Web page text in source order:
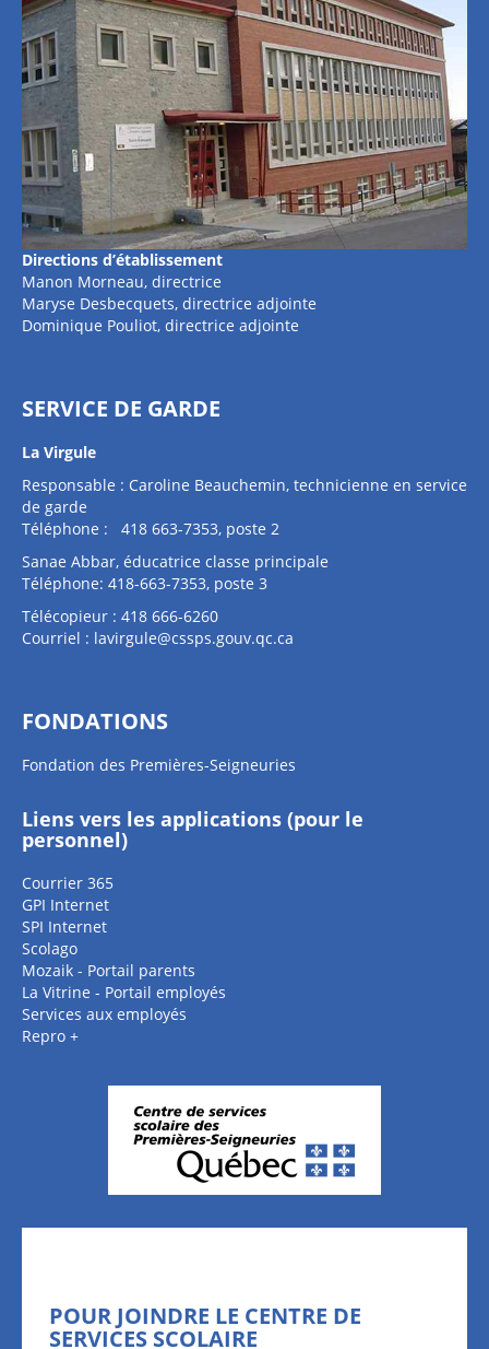
Directions d’établissement
Manon Morneau, directrice
Maryse Desbecquets, directrice adjointe
Dominique Pouliot, directrice adjointe
SERVICE DE GARDE
La Virgule
Responsable : Caroline Beauchemin, technicienne en service
de garde
Téléphone : 418 663-7353, poste 2
Sanae Abbar, éducatrice classe principale
Téléphone: 418-663-7353, poste 3
Télécopieur : 418 666-6260
Courriel : lavirgule@cssps.gouv.qc.ca
FONDATIONS
Fondation des Premières-Seigneuries
Liens vers les applications (pour le
personnel)
Courrier 365
GPI Internet
SPI Internet
Scolago
Mozaik - Portail parents
La Vitrine - Portail employés
Services aux employés
Repro +
POUR JOINDRE LE CENTRE DE
SERVICES SCOLAIRE